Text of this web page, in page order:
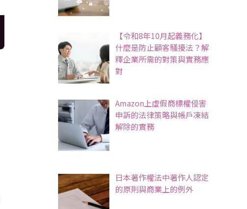
【令和8年10月起義務化】
什麼是防止顧客騷擾法？解
釋企業所需的對策與實務應
對
Amazon上虛假商標權侵害
申訴的法律策略與帳戶凍結
解除的實務
日本著作權法中著作人認定
的原則與商業上的例外